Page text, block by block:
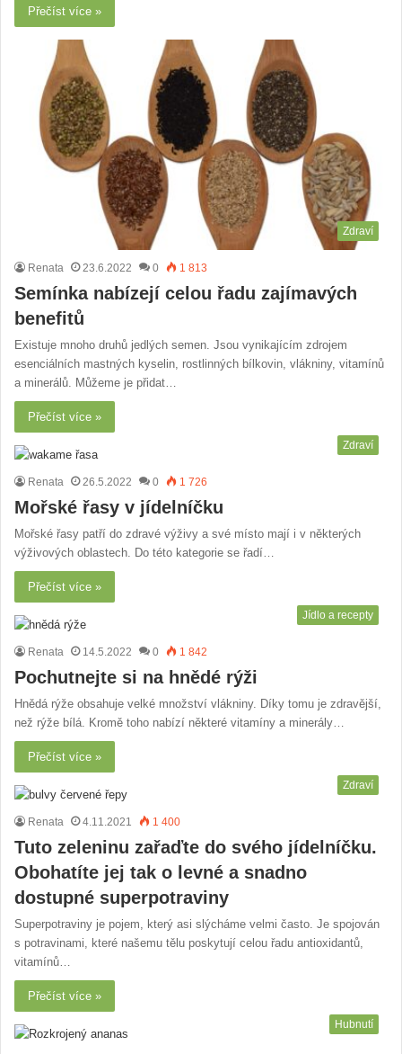
Přečíst více »
Zdraví
Renata 23.6.2022 0 1 813
Semínka nabízejí celou řadu zajímavých
benefitů
Existuje mnoho druhů jedlých semen. Jsou vynikajícím zdrojem
esenciálních mastných kyselin, rostlinných bílkovin, vlákniny, vitamínů
a minerálů. Můžeme je přidat…
Přečíst více »
Zdraví
Renata 26.5.2022 0 1 726
Mořské řasy v jídelníčku
Mořské řasy patří do zdravé výživy a své místo mají i v některých
výživových oblastech. Do této kategorie se řadí…
Přečíst více »
Jídlo a recepty
Renata 14.5.2022 0 1 842
Pochutnejte si na hnědé rýži
Hnědá rýže obsahuje velké množství vlákniny. Díky tomu je zdravější,
než rýže bílá. Kromě toho nabízí některé vitamíny a minerály…
Přečíst více »
Zdraví
Renata 4.11.2021 1 400
Tuto zeleninu zařaďte do svého jídelníčku.
Obohatíte jej tak o levné a snadno
dostupné superpotraviny
Superpotraviny je pojem, který asi slýcháme velmi často. Je spojován
s potravinami, které našemu tělu poskytují celou řadu antioxidantů,
vitamínů…
Přečíst více »
Hubnutí